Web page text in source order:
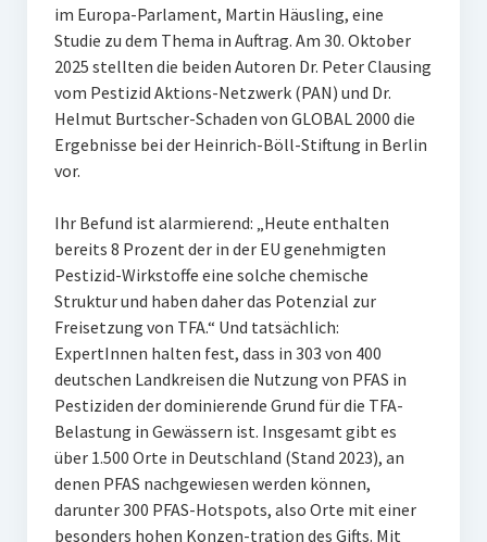
im Europa-Parlament, Martin Häusling, eine
Studie zu dem Thema in Auftrag. Am 30. Oktober
2025 stellten die beiden Autoren Dr. Peter Clausing
vom Pestizid Aktions-Netzwerk (PAN) und Dr.
Helmut Burtscher-Schaden von GLOBAL 2000 die
Ergebnisse bei der Heinrich-Böll-Stiftung in Berlin
vor.
Ihr Befund ist alarmierend: „Heute enthalten
bereits 8 Prozent der in der EU genehmigten
Pestizid-Wirkstoffe eine solche chemische
Struktur und haben daher das Potenzial zur
Freisetzung von TFA.“ Und tatsächlich:
ExpertInnen halten fest, dass in 303 von 400
deutschen Landkreisen die Nutzung von PFAS in
Pestiziden der dominierende Grund für die TFA-
Belastung in Gewässern ist. Insgesamt gibt es
über 1.500 Orte in Deutschland (Stand 2023), an
denen PFAS nachgewiesen werden können,
darunter 300 PFAS-Hotspots, also Orte mit einer
besonders hohen Konzen-tration des Gifts. Mit